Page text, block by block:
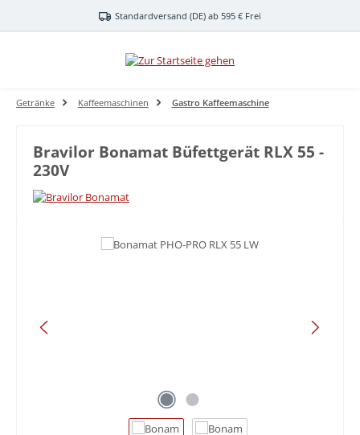
Zum Hauptinhalt springenStandardversand (DE) ab 595 € Frei
Getränke Kaffeemaschinen Gastro Kaffeemaschine
Bravilor Bonamat Büfettgerät RLX 55 -
230V
Bildergalerie überspringen